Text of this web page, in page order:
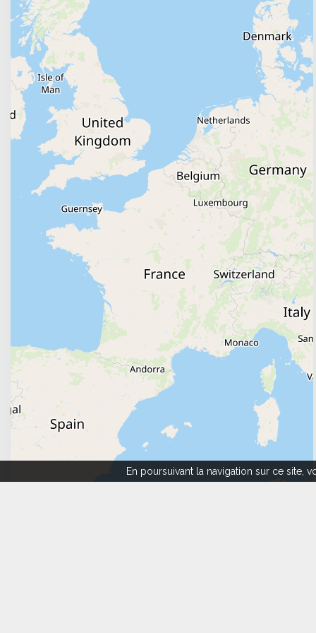
hébergements : studios, appartement et chalets
trouvez celui qui vous convient le mieux.Certaines
une piscine chauffée, un restaurant sur place, un
et connexion wifi. Bonnes vacances à Cauterets.
En poursuivant la navigation sur ce site,